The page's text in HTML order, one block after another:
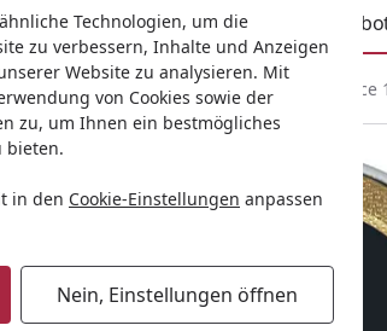
Technologien, um die
zu verbessern, Inhalte und Anzeigen
Website zu analysieren. Mit
von Cookies sowie der
zu, um Ihnen ein bestmögliches
bieten.
in den Cookie-Einstellungen anpassen
Nein, Einstellungen öffnen
Andere Tierarten Geschenkideen
animonda Vom Feinsten Adult mit Sauce